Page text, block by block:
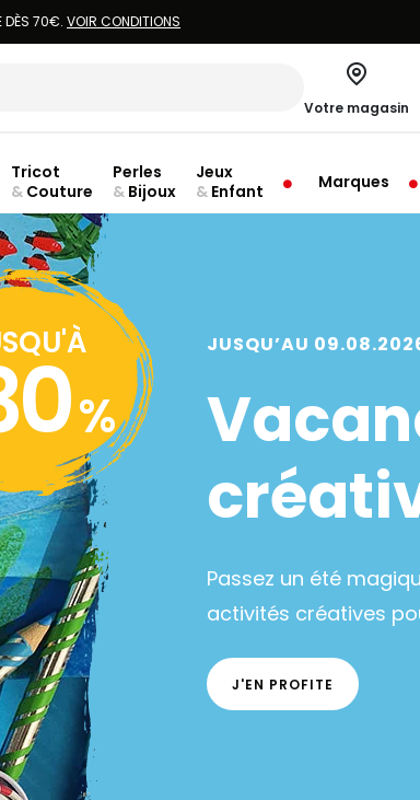
DÈS 70€. VOIR CONDITIONS
Votre magasin
Ferme à 19:30
Tricot
& Couture
Perles
& Bijoux
Jeux
& Enfant Marques
%
JUSQU’AU
Passez un été
activités créatives
J'EN PROFITE